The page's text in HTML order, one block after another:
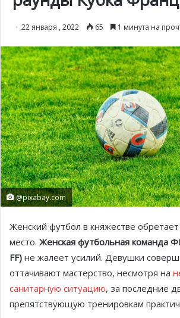
22 января , 2022 65 1 минута на
@pixabay.com
Женский футбол в княжестве
место. Женская футбольная команда
FF) не жалеет усилий. Девушки
оттачивают мастерство, несмотря на
санитарную ситуацию, за последние
препятствующую тренировкам